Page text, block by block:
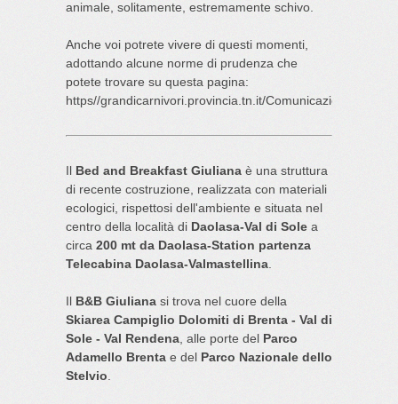
animale, solitamente, estremamente schivo.
Anche voi potrete vivere di questi momenti,
adottando alcune norme di prudenza che
potete trovare su questa pagina:
https//grandicarnivori.provincia.tn.it/Comunicazione/FAQ
Il Bed and Breakfast Giuliana è una struttura
di recente costruzione, realizzata con materiali
ecologici, rispettosi dell'ambiente e situata nel
centro della località di Daolasa-Val di Sole a
circa 200 mt da Daolasa-Station partenza
Telecabina Daolasa-Valmastellina
Il B&B Giuliana si trova nel cuore della
Skiarea Campiglio Dolomiti di Brenta - Val di
Sole - Val Rendena , alle porte del Parco
Adamello Brenta e del Parco Nazionale dello
Stelvio